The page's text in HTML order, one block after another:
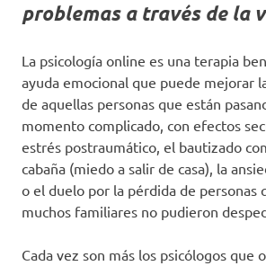
problemas a través de la
La psicología online es una terapia
ayuda emocional que puede mejorar
de aquellas personas que están
momento complicado, con efectos
estrés postraumático, el bautizado
cabaña (miedo a salir de casa), la
o el duelo por la pérdida de personas
muchos familiares no pudieron
Cada vez son más los psicólogos que